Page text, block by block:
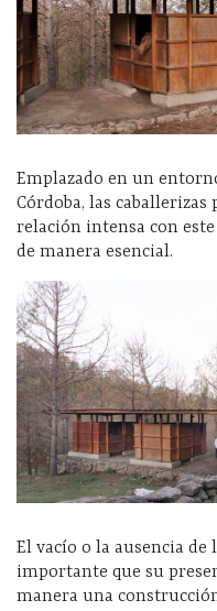
Emplazado en un
Córdoba, las
relación intensa con
de manera esencial.
El vacío o la ausencia
importante que su
manera una